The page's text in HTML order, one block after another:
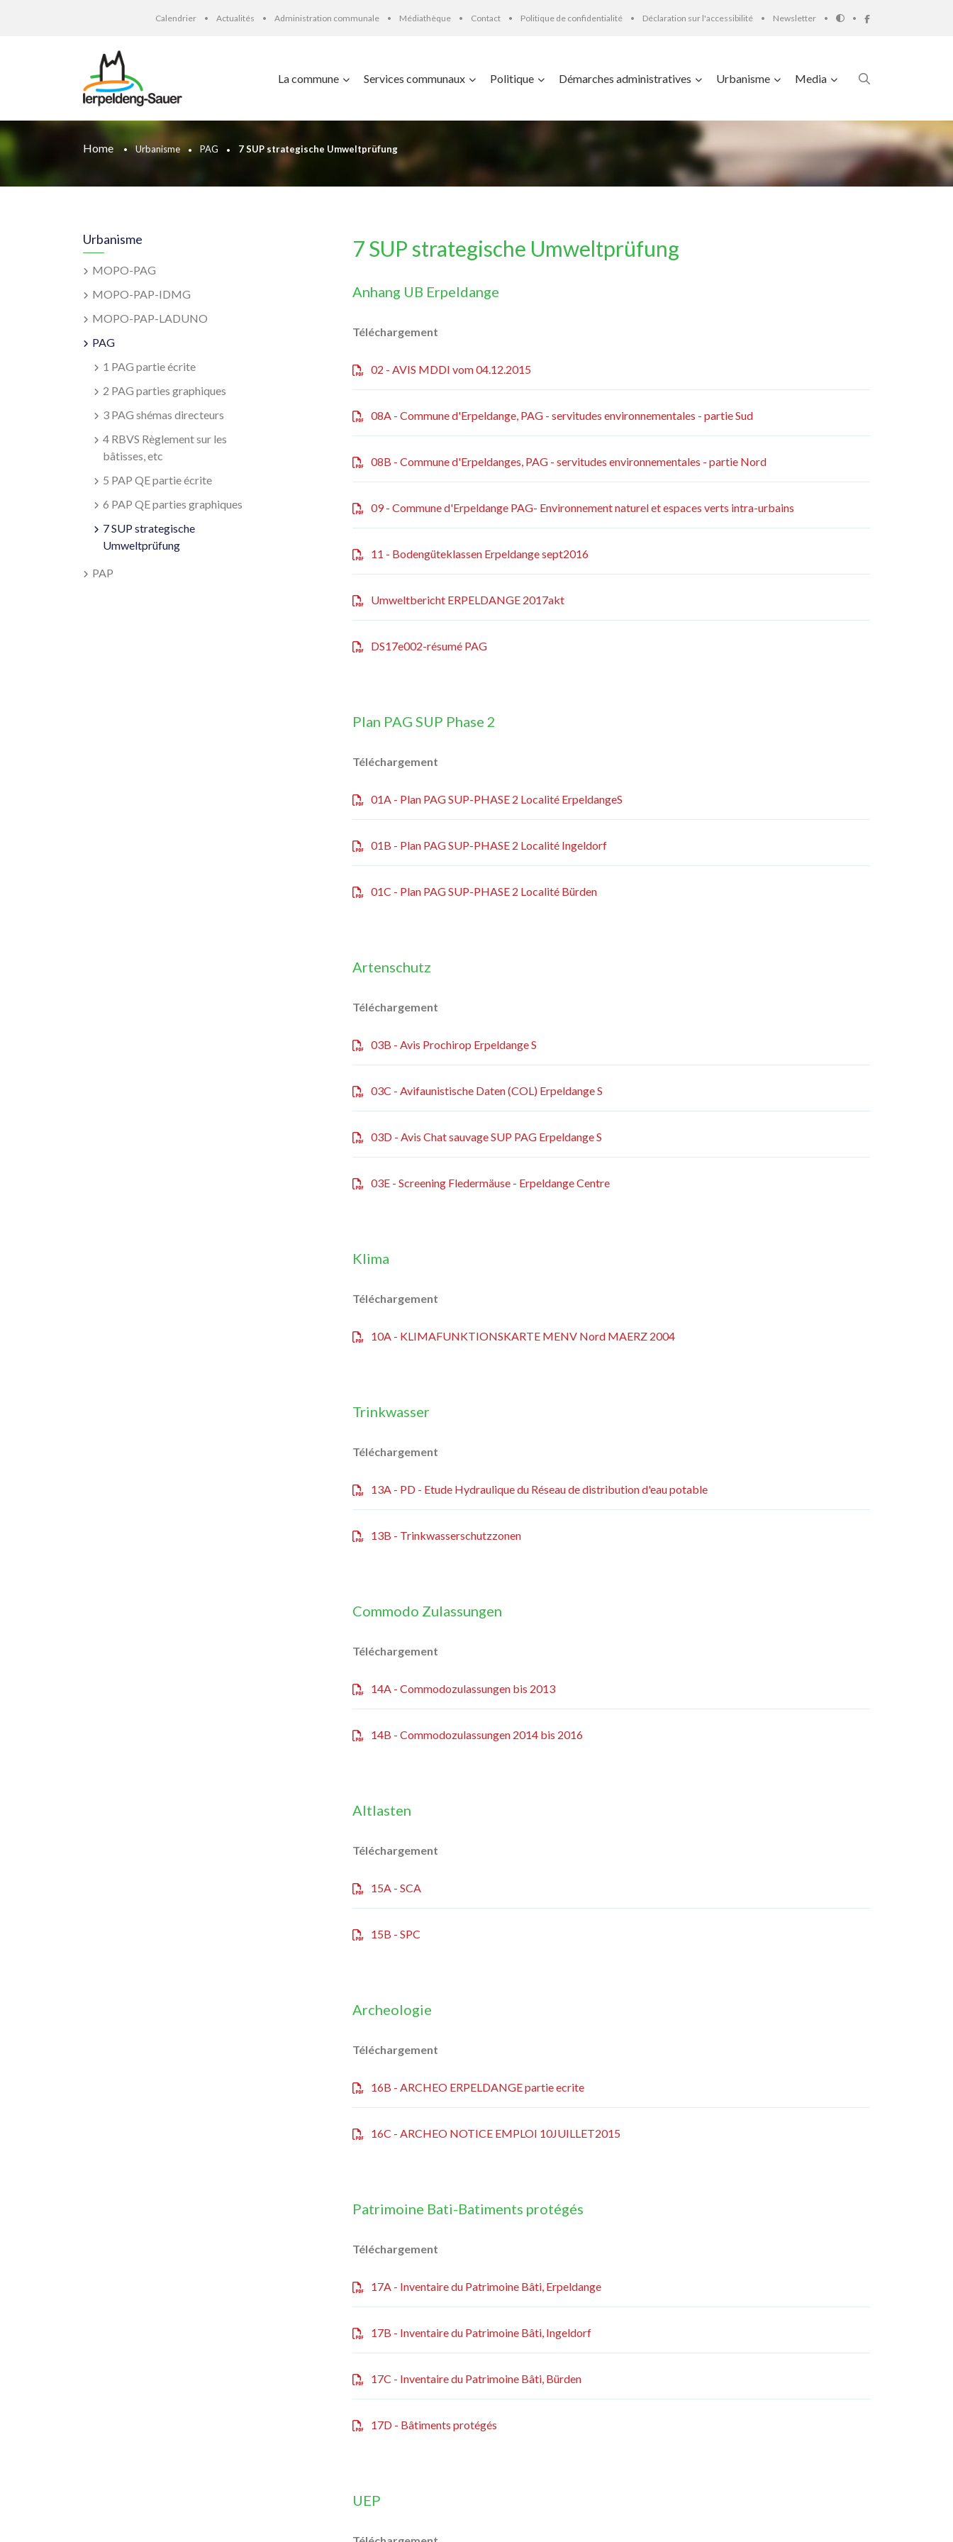
Calendrier Actualités Administration communale Médiathèque Contact Politique de confidentialité Déclaration sur l'accessibilité Newsletter
La commune Services communaux Politique Démarches administratives Urbanisme Media
Home Urbanisme PAG 7 SUP strategische Umweltprüfung
Urbanisme
MOPO-PAG
MOPO-PAP-IDMG
MOPO-PAP-LADUNO
PAG
1 PAG partie écrite
2 PAG parties graphiques
3 PAG shémas directeurs
4 RBVS Règlement sur les
bâtisses, etc
5 PAP QE partie écrite
6 PAP QE parties graphiques
7 SUP strategische
Umweltprüfung
PAP
7 SUP strategische Umweltprüfung
Anhang UB Erpeldange
Téléchargement
02 - AVIS MDDI vom 04.12.2015
08A - Commune d'Erpeldange, PAG - servitudes environnementales - partie Sud
08B - Commune d'Erpeldanges, PAG - servitudes environnementales - partie Nord
09 - Commune d'Erpeldange PAG- Environnement naturel et espaces verts intra-urbains
11 - Bodengüteklassen Erpeldange sept2016
Umweltbericht ERPELDANGE 2017akt
DS17e002-résumé PAG
Plan PAG SUP Phase 2
Téléchargement
01A - Plan PAG SUP-PHASE 2 Localité ErpeldangeS
01B - Plan PAG SUP-PHASE 2 Localité I‌ngeldorf
01C - Plan PAG SUP-PHASE 2 Localité Bürden
Artenschutz
Téléchargement
03B - Avis Prochirop Erpeldange S
03C - Avifaunistische Daten (COL) Erpeldange S
03D - Avis Chat sauvage SUP PAG Erpeldange S
03E - Screening Fledermäuse - Erpeldange Centre
Klima
Téléchargement
10A - KLIMAFUNKTIONSKARTE MENV Nord MAERZ 2004
Trinkwasser
Téléchargement
13A - PD - Etude Hydraulique du Réseau de distribution d'eau potable
13B - Trinkwasserschutzzonen
Commodo Zulassungen
Téléchargement
14A - Commodozulassungen bis 2013
14B - Commodozulassungen 2014 bis 2016
Altlasten
Téléchargement
15A - SCA
15B - SPC
Archeologie
Téléchargement
16B - ARCHEO ERPELDANGE partie ecrite
16C - ARCHEO NOTICE EMPLOI 10JUILLET2015
Patrimoine Bati-Batiments protégés
Téléchargement
17A - Inventaire du Patrimoine Bâti, Erpeldange
17B - Inventaire du Patrimoine Bâti, Ingeldorf
17C - Inventaire du Patrimoine Bâti, Bürden
17D - Bâtiments protégés
UEP